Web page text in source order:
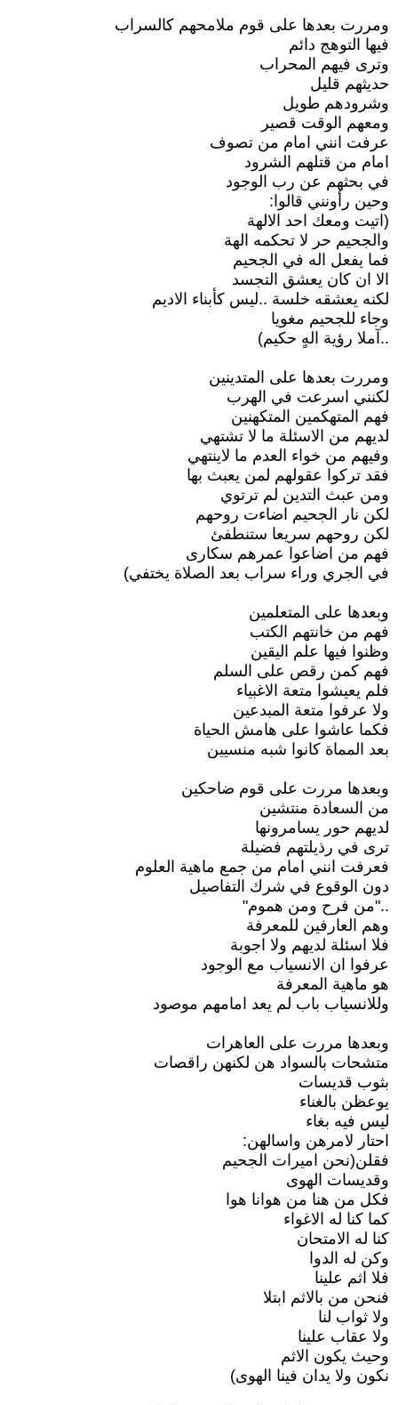
ومررت بعدها على قوم ملامحهم كالسراب
فيها التوهج دائم
وترى فيهم المحراب
حديثهم قليل
وشرودهم طويل
ومعهم الوقت قصير
عرفت انني امام من تصوف
امام من قتلهم الشرود
في بحثهم عن رب الوجود
وحين رأونني قالوا:
(اتيت ومعك احد الالهة
والجحيم حر لا تحكمه الهة
فما يفعل اله في الجحيم
الا ان كان يعشق التجسد
لكنه يعشقه خلسة ..ليس كأبناء الاديم
وجاء للجحيم مغويا
..آملا رؤية الهٍ حكيم)
ومررت بعدها على المتدينين
لكنني اسرعت في الهرب
فهم المتهكمين المتكهنين
لديهم من الاسئلة ما لا تشتهي
وفيهم من خواء العدم ما لاينتهي
فقد تركوا عقولهم لمن يعبث بها
ومن عبث التدين لم ترتوي
لكن نار الجحيم اضاءت روحهم
لكن روحهم سريعا ستنطفئ
فهم من اضاعوا عمرهم سكارى
في الجري وراء سراب بعد الصلاة يختفي)
وبعدها على المتعلمين
فهم من خانتهم الكتب
وظنوا فيها علم اليقين
فهم كمن رقص على السلم
فلم يعيشوا متعة الاغبياء
ولا عرفوا متعة المبدعين
فكما عاشوا على هامش الحياة
بعد المماة كانوا شبه منسيين
وبعدها مررت على قوم ضاحكين
من السعادة منتشين
لديهم حور يسامرونها
ترى في رذيلتهم فضيلة
فعرفت انني امام من جمع ماهية العلوم
دون الوقوع في شرك التفاصيل
.."من فرح ومن هموم"
وهم العارفين للمعرفة
فلا اسئلة لديهم ولا اجوبة
عرفوا ان الانسياب مع الوجود
هو ماهية المعرفة
وللانسياب باب لم يعد امامهم موصود
وبعدها مررت على العاهرات
متشحات بالسواد هن لكنهن راقصات
بثوب قديسات
يوعظن بالغناء
ليس فيه بغاء
احتار لامرهن واسالهن:
فقلن(نحن اميرات الجحيم
وقديسات الهوى
فكل من هنا من هوانا هوا
كما كنا له الاغواء
كنا له الامتحان
وكن له الدوا
فلا اثم علينا
فنحن من بالاثم ابتلا
ولا ثواب لنا
ولا عقاب علينا
وحيث يكون الاثم
نكون ولا يدان فينا الهوى)